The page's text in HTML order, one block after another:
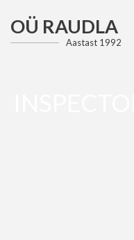
OÜ RAUDLA
Aastast 1992